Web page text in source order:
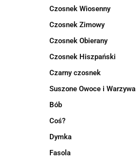
Czosnek Wiosenny
Czosnek Zimowy
Czosnek Obierany
Czosnek Hiszpański
Czarny czosnek
Suszone Owoce i Warzywa
Bób
Coś?
Dymka
Fasola